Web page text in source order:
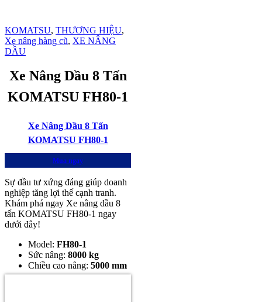
KOMATSU, THƯƠNG HIỆU,
Xe nâng hàng cũ, XE NÂNG
DẦU
Xe Nâng Dầu 8 Tấn
KOMATSU FH80-1
Xe Nâng Dầu 8 Tấn
KOMATSU FH80-1
Mua ngay
Sự đầu tư xứng đáng giúp doanh
nghiệp tăng lợi thế cạnh tranh.
Khám phá ngay Xe nâng dầu 8
tấn KOMATSU FH80-1 ngay
dưới đây!
Model: FH80-1
Sức nâng: 8000 kg
Chiều cao nâng: 5000 mm